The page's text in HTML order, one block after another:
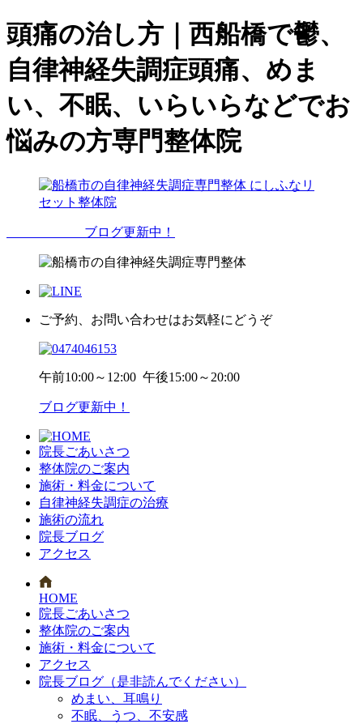
頭痛の治し方｜西船橋で鬱、
自律神経失調症頭痛、めま
い、不眠、いらいらなどでお
悩みの方専門整体院
ブログ更新中！
ご予約、お問い合わせはお気軽にどうぞ
午前10:00～12:00 午後15:00～20:00
ブログ更新中！
院長ごあいさつ
整体院のご案内
施術・料金について
自律神経失調症の治療
施術の流れ
院長ブログ
アクセス
HOME
院長ごあいさつ
整体院のご案内
施術・料金について
アクセス
院長ブログ（是非読んでください）
めまい、耳鳴り
不眠、うつ、不安感